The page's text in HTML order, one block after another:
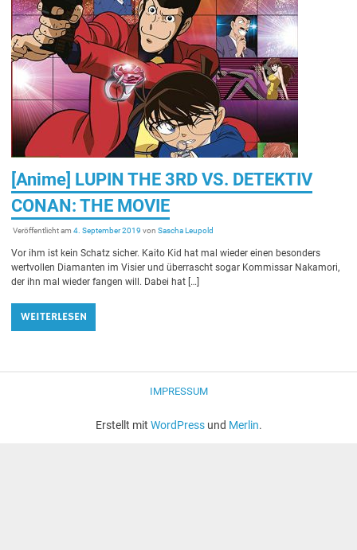
[Anime] LUPIN THE 3RD VS. DETEKTIV
CONAN: THE MOVIE
Veröffentlicht am4. September 2019 vonSascha Leupold
Vor ihm ist kein Schatz sicher. Kaito Kid hat mal wieder einen besonders
wertvollen Diamanten im Visier und überrascht sogar Kommissar Nakamori,
der ihn mal wieder fangen will. Dabei hat […]
WEITERLESEN
IMPRESSUM
Erstellt mit WordPressund Merlin.